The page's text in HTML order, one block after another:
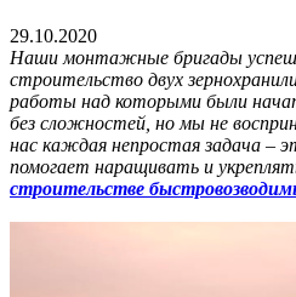
29.10.2020
Наши монтажные бригады
строительство двух
работы над которыми были
без сложностей, но мы не
нас каждая непростая задача –
помогает наращивать и
строительстве